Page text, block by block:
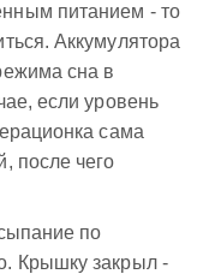
питанием - то
Аккумулятора
сна в
если уровень
сама
после чего
по
Крышку закрыл -